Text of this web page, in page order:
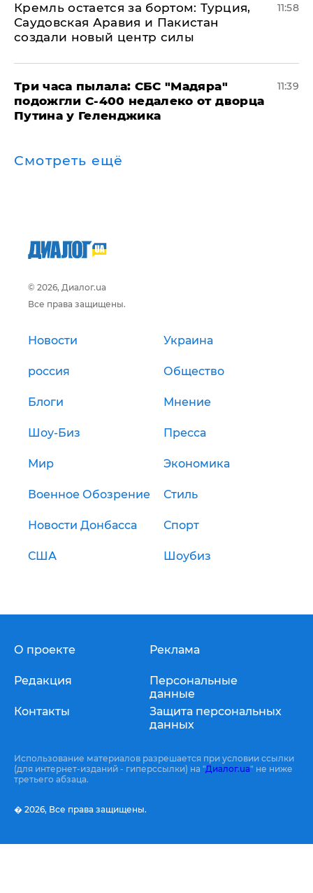
​Кремль остается за бортом: Турция,
Саудовская Аравия и Пакистан
создали новый центр силы
11:58
Три часа пылала: СБС "Мадяра"
подожгли С-400 недалеко от дворца
Путина у Геленджика
11:39
Смотреть ещё
© 2026, Диалог.ua
Все права защищены.
Новости Украина
россия Общество
Блоги Мнение
Шоу-Биз Пресса
Мир Экономика
Военное Обозрение Стиль
Новости Донбасса Спорт
США Шоубиз
О проекте
Редакция
Контакты
Реклама
Персональные
данные
Защита персональных
данных
Использование материалов разрешается при условии ссылки
(для интернет-изданий - гиперссылки) на "Диалог.ua" не ниже
третьего абзаца.
� 2026, Все права защищены.